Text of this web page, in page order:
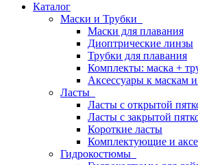
Каталог
Маски и Трубки
Маски для плавания
Диоптрические линзы
Трубки для плавания
Комплекты: маска +
Аксессуары к маскам
Ласты
Ласты с открытой
Ласты с закрытой
Короткие ласты
Комплектующие и
Гидрокостюмы